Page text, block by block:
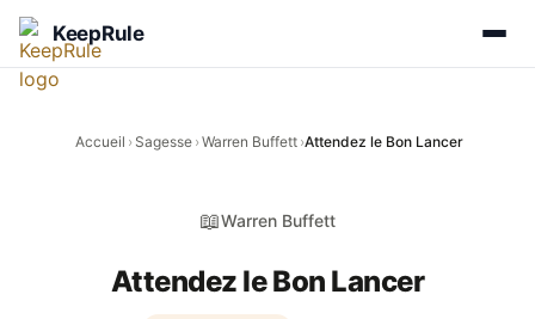
KeepRule
Accueil › Sagesse ›Warren Buffett ›Attendez le Bon Lancer
📖Warren Buffett
Attendez le Bon Lancer